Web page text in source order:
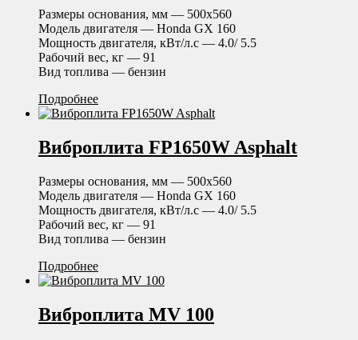
Размеры основания, мм — 500х560
Модель двигателя — Honda GX 160
Мощность двигателя, кВт/л.с — 4.0/ 5.5
Рабочий вес, кг — 91
Вид топлива — бензин
Подробнее
Виброплита FP1650W Asphalt
Размеры основания, мм — 500х560
Модель двигателя — Honda GX 160
Мощность двигателя, кВт/л.с — 4.0/ 5.5
Рабочий вес, кг — 91
Вид топлива — бензин
Подробнее
Виброплита MV 100